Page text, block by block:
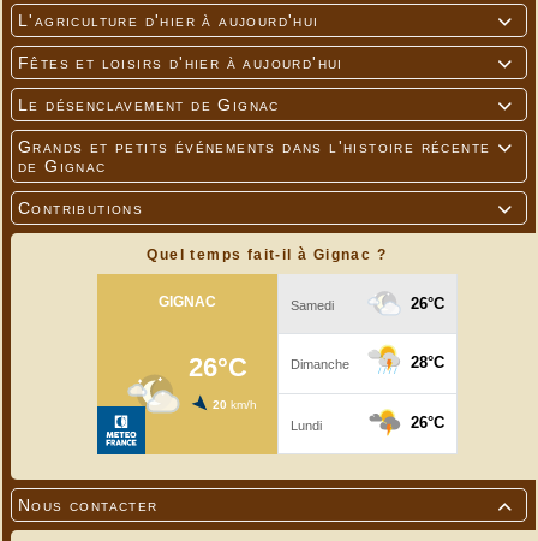

L'agriculture d'hier à aujourd'hui

Fêtes et loisirs d'hier à aujourd'hui

Le désenclavement de Gignac

Grands et petits événements dans l'histoire récente
de Gignac

Contributions
Quel temps fait-il à Gignac ?

Nous contacter